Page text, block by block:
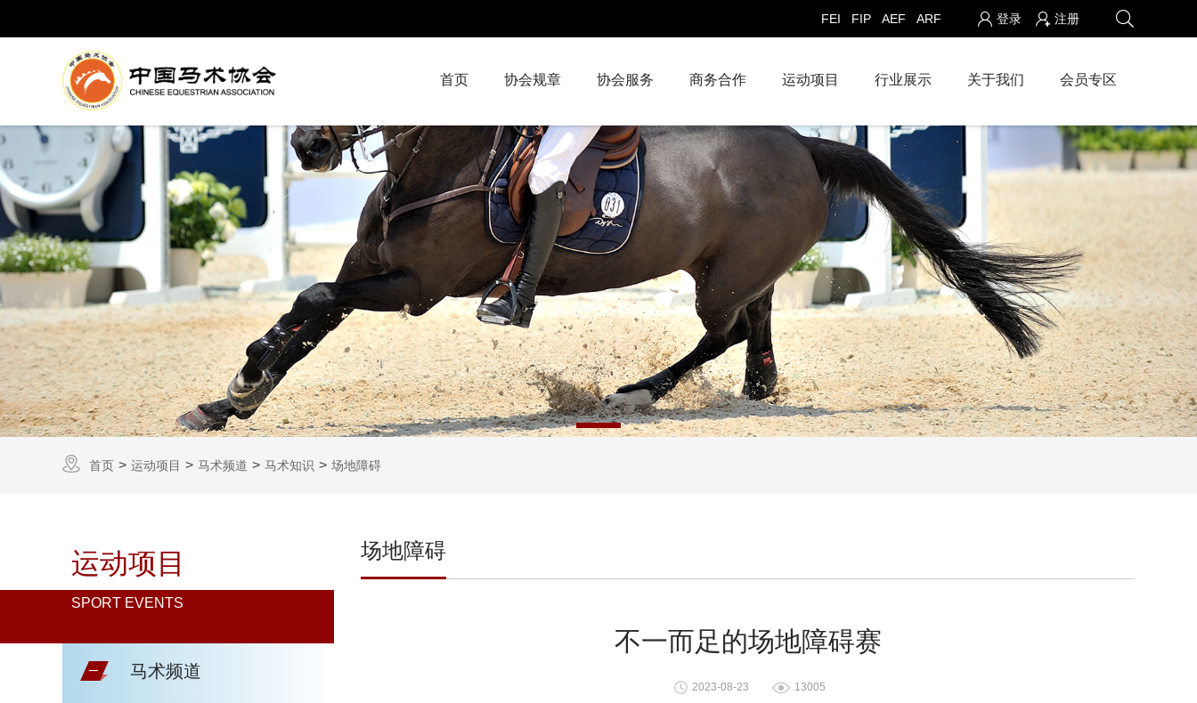
登录 注册
FEI FIP AEF ARF
首页 协会规章 协会服务 商务合作 运动项目 行业展示 关于我们 会员专区
首页 运动项目 马术频道 马术知识 场地障碍
运动项目
SPORT EVENTS
马术频道
场地障碍
不一而足的场地障碍赛
2023-08-23 13005